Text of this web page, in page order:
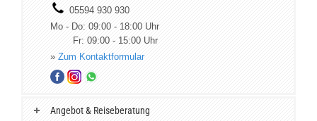
05594 930 930
Mo - Do: 09:00 - 18:00 Uhr
Fr: 09:00 - 15:00 Uhr
» Zum Kontaktformular
Angebot & Reiseberatung